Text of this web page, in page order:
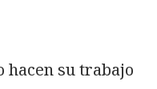
hacen su trabajo